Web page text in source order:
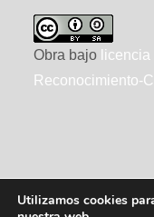
Obra bajo
Reconocimiento-
Utilizamos cookies